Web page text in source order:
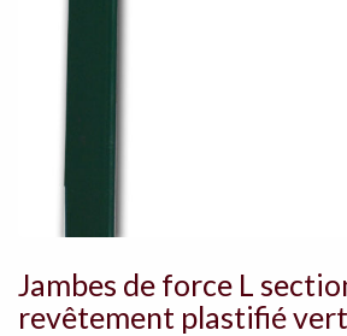
Jambes de force L
revêtement plastifié vert